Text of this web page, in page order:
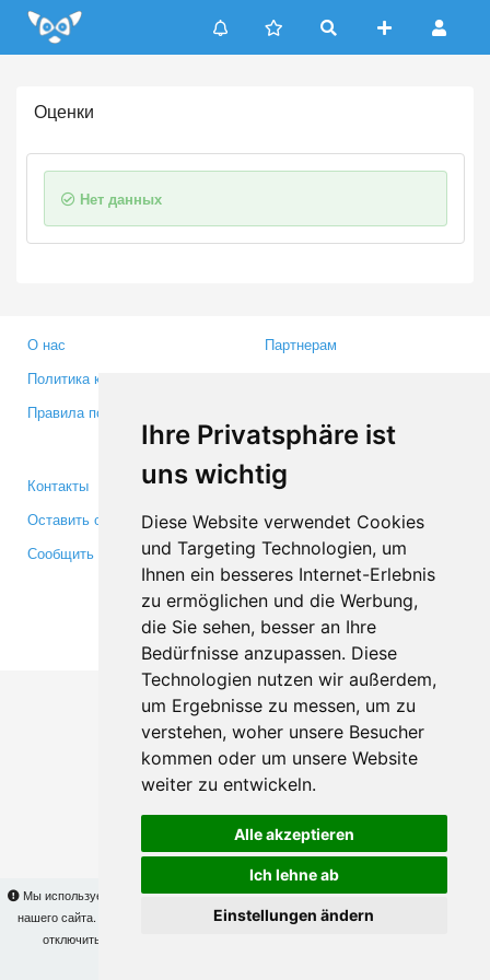
Ihre Privatsphäre ist
uns wichtig
Diese Website verwendet Cookies
und Targeting Technologien, um
Ihnen ein besseres Internet-Erlebnis
zu ermöglichen und die Werbung,
die Sie sehen, besser an Ihre
Bedürfnisse anzupassen. Diese
Technologien nutzen wir außerdem,
um Ergebnisse zu messen, um zu
verstehen, woher unsere Besucher
kommen oder um unsere Website
weiter zu entwickeln.
Alle akzeptieren
Ich lehne ab
Einstellungen ändern
Update cookies preferences
Мы используем cookies для того, чтобы Вы могли использовать весь функционал
нашего сайта. На
Вы сможете узнать подробности и, при желании,
отключить использование cookies. Продолжая пользоваться сайтом, Вы
Оценки
Нет данных
О нас
Политика конфиденциальности
Правила пользования
Партнерам
Медиа
Контакты
Оставить отзыв
Сообщить об ошибке
Facebook
Twitter
YouTube
Google+
Makis© Copyright 2026